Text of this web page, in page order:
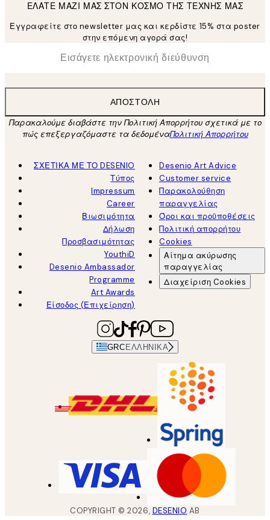
ΕΛΑΤΕ ΜΑΖΙ ΜΑΣ ΣΤΟΝ ΚΟΣΜΟ ΤΗΣ ΤΕΧΝΗΣ ΜΑΣ
Εγγραφείτε στο newsletter μας και κερδίστε 15% στα poster
στην επόμενη αγορά σας!
Ηλεκτρονική Διεύθυνση
ΑΠΟΣΤΟΛΉ
Παρακαλούμε διαβάστε την Πολιτική Απορρήτου σχετικά με το
πώς επεξεργαζόμαστε τα δεδομέναΠολιτική Απορρήτου
ΣΧΕΤΙΚΑ ΜΕ ΤΟ DESENIO
Τύπος
Impressum
Career
Βιωσιμότητα
Δήλωση
Προσβασιμότητας
YouthiD
Desenio Ambassador
Programme
Art Awards
Είσοδος (Επιχείρηση)
Desenio Art Advice
Customer service
Παρακολούθηση
παραγγελίας
Όροι και προϋποθέσεις
Πολιτική απορρήτου
Cookies
Αίτημα ακύρωσης
παραγγελίας
Διαχείριση Cookies
GRCΕΛΛΗΝΙΚΆ
COPYRIGHT ©2026, DESENIO AB